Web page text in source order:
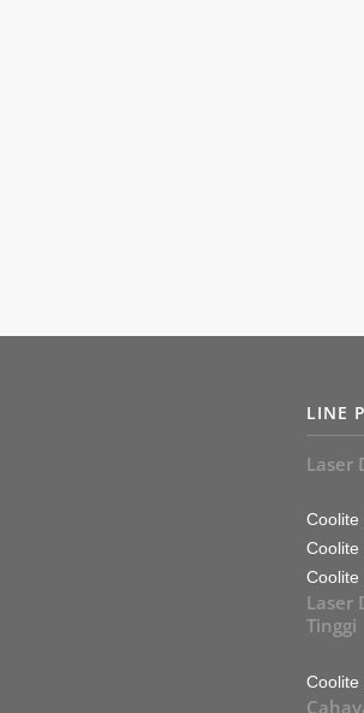
LINE
Laser
Coolite
Coolite
Coolite
Laser
Tinggi
Coolite